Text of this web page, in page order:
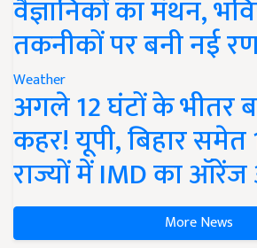
वैज्ञानिकों का मंथन,
तकनीकों पर बनी नई
Weather
अगले 12 घंटों के भीतर
कहर! यूपी, बिहार समेत
राज्यों में IMD का ऑरेंज
More News